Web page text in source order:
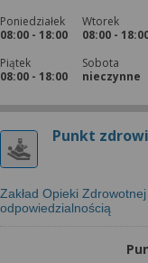
Poniedziałek
08:00 - 18:00
Wtorek
08:00 -
Piątek
08:00 - 18:00
Sobota
nieczynne
Punkt
Zakład Opieki Zdrowotnej R-36 Spółka z ograniczoną
odpowiedzialnością